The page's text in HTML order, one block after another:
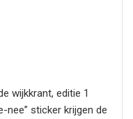
wijkkrant, editie 1
nee” sticker krijgen de